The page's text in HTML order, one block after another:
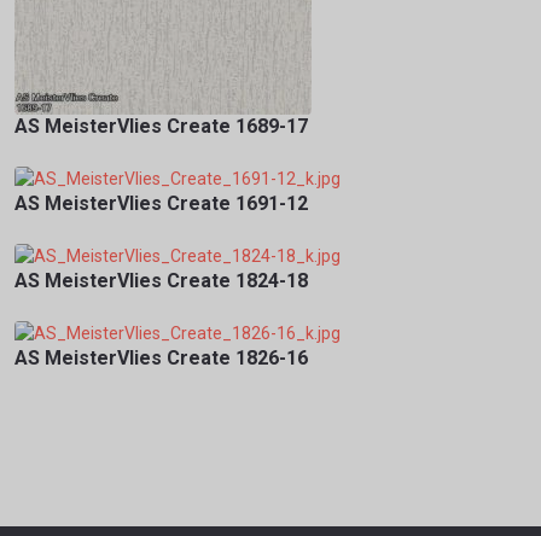
AS MeisterVlies Create 1689-17
AS MeisterVlies Create 1691-12
AS MeisterVlies Create 1824-18
AS MeisterVlies Create 1826-16